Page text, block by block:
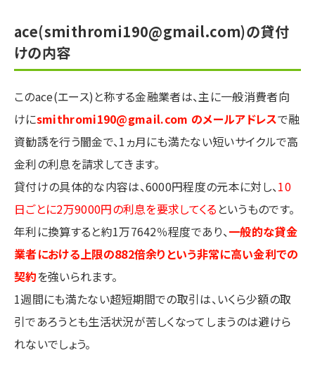
ace(smithromi190@gmail.com)の貸付
けの内容
このace(エース)と称する金融業者は、主に一般消費者向
けにsmithromi190@gmail.com のメールアドレスで融
資勧誘を行う闇金で、1ヵ月にも満たない短いサイクルで高
金利の利息を請求してきます。
貸付けの具体的な内容は、6000円程度の元本に対し、10
日ごとに2万9000円の利息を要求してくる というものです。
年利に換算すると約1万7642％程度であり、一般的な貸金
業者における上限の882倍余りという非常に高い金利での
契約を強いられます。
1週間にも満たない超短期間での取引は、いくら少額の取
引であろうとも生活状況が苦しくなってしまうのは避けら
れないでしょう。